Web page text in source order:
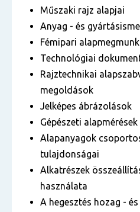
Műszaki rajz alapjai
Anyag - és
Fémipari
Technológiai
Rajztechnikai
megoldások
Jelképes ábrázolások
Gépészeti alapmérések
Alapanyagok
tulajdonságai
Alkatrészek
használata
A hegesztés hozag -